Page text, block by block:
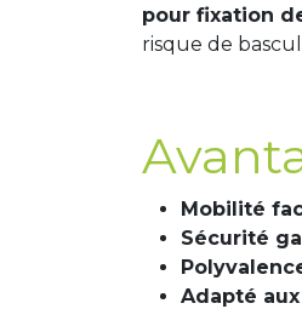
pour fixation
risque de
Mobilité
Sécurité
Adapté